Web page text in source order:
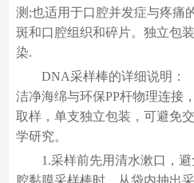
测;也适用于口腔并发症与疼痛
斑和口腔组织和碎片。独立包
染.
DNA采样棒的详细说明：
洁净海绵与环保PP杆物理连接
取样，单支独立包装，可避免
学研究。
1.采样前先用清水漱口，
腔黏膜采样棒时，从袋内抽出